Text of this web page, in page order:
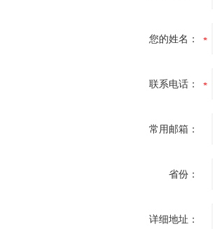
您的姓名：
联系电话：
常用邮箱：
省份：
详细地址：